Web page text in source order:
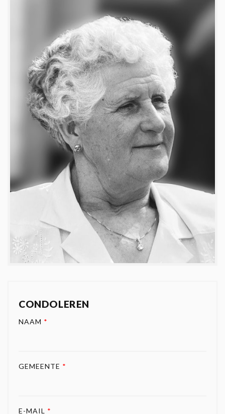
CONDOLEREN
NAAM *
GEMEENTE *
E-MAIL *